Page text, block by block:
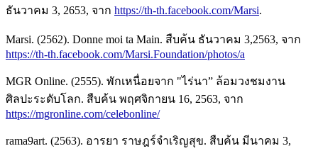
ธันวาคม 3, 2653, จาก https://th-th.facebook.com/Marsi.
Marsi. (2562). Donne moi ta Main. สืบค้น ธันวาคม 3,2563, จาก
https://th-th.facebook.com/Marsi.Foundation/photos/a
MGR Online. (2555). พักเหนื่อยจาก "ไร่นา” ล้อมวงชมงาน
ศิลปะระดับโลก. สืบค้น พฤศจิกายน 16, 2563, จาก
https://mgronline.com/celebonline/
rama9art. (2563). อารยา ราษฎร์จำเริญสุข. สืบค้น มีนาคม 3,